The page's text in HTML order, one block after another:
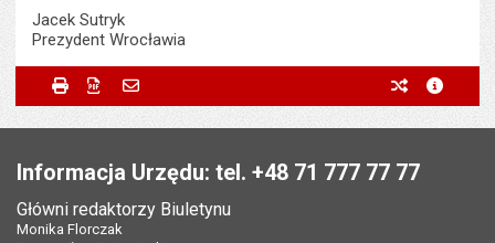
Jacek Sutryk
Prezydent Wrocławia
Metryczka
Odpowiedzialny za treść:
Ostatnio zaktualizował:
Powiadom znajomego
Powiadom znajomego
Twoje imię i nazwisko
Twój adres e-mail Pole wymagane
Tytuł e-mailaPole wymagane
*
Drukuj Zapisz do PDF poprzednie
Informacja Urzędu: tel. +48 71 777 77 77
Główni redaktorzy Biuletynu
Monika Florczak